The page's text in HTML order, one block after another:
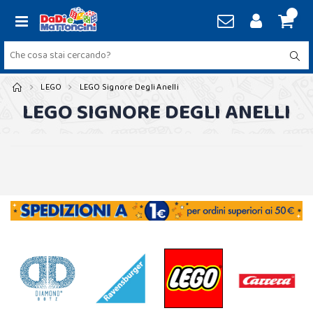
LEGO LEGO Signore Degli Anelli
LEGO SIGNORE DEGLI ANELLI